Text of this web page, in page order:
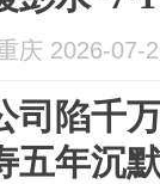
庆 2026-07-
司陷千
五年沉